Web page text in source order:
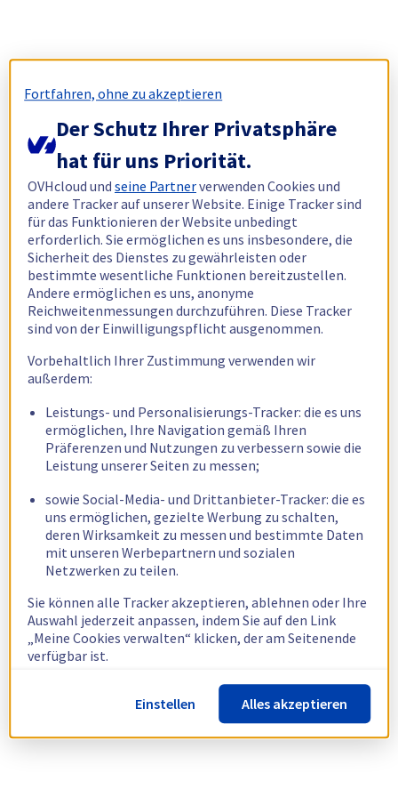
Fortfahren, ohne zu akzeptieren
Der Schutz Ihrer Privatsphäre
hat für uns Priorität.
OVHcloud undseine Partnerverwenden Cookies und
andere Tracker auf unserer Website. Einige Tracker sind
für das Funktionieren der Website unbedingt
erforderlich. Sie ermöglichen es uns insbesondere, die
Sicherheit des Dienstes zu gewährleisten oder
bestimmte wesentliche Funktionen bereitzustellen.
Andere ermöglichen es uns, anonyme
Reichweitenmessungen durchzuführen. Diese Tracker
sind von der Einwilligungspflicht ausgenommen.
Vorbehaltlich Ihrer Zustimmung verwenden wir
außerdem:
Leistungs- und Personalisierungs-Tracker: die es uns
ermöglichen, Ihre Navigation gemäß Ihren
Präferenzen und Nutzungen zu verbessern sowie die
Leistung unserer Seiten zu messen;
sowie Social-Media- und Drittanbieter-Tracker: die es
uns ermöglichen, gezielte Werbung zu schalten,
deren Wirksamkeit zu messen und bestimmte Daten
mit unseren Werbepartnern und sozialen
Netzwerken zu teilen.
Sie können alle Tracker akzeptieren, ablehnen oder Ihre
Auswahl jederzeit anpassen, indem Sie auf den Link
„Meine Cookies verwalten“ klicken, der am Seitenende
verfügbar ist.
Weitere Informationen finden Sie in unsererRichtlinie
zur Verwendung von Cookies.
Einstellen Alles akzeptieren